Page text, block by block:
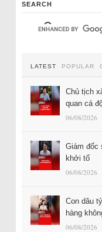
SEARCH
LATEST POPULAR
Chủ tịch
quan cá
06/08/2026
Giám đốc
khởi tố
06/08/2026
Con dâu
hàng
06/08/2026